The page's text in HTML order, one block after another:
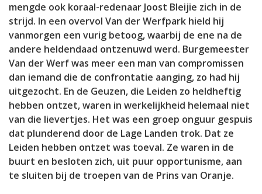
mengde ook koraal-redenaar Joost Bleijie zich in de
strijd. In een overvol Van der Werfpark hield hij
vanmorgen een vurig betoog, waarbij de ene na de
andere heldendaad ontzenuwd werd. Burgemeester
Van der Werf was meer een man van compromissen
dan iemand die de confrontatie aanging, zo had hij
uitgezocht. En de Geuzen, die Leiden zo heldheftig
hebben ontzet, waren in werkelijkheid helemaal niet
van die lievertjes. Het was een groep onguur gespuis
dat plunderend door de Lage Landen trok. Dat ze
Leiden hebben ontzet was toeval. Ze waren in de
buurt en besloten zich, uit puur opportunisme, aan
te sluiten bij de troepen van de Prins van Oranje.